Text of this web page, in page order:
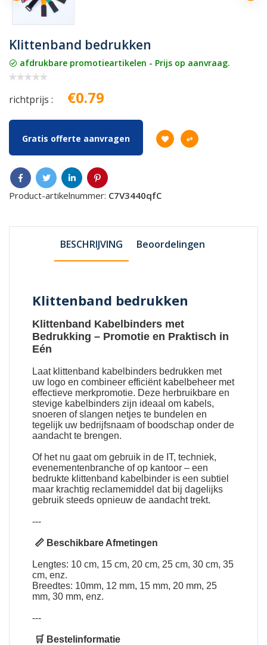
Klittenband bedrukken
afdrukbare promotieartikelen - Prijs op aanvraag.
richtprijs : €0.79
Gratis offerte aanvragen
Product-artikelnummer: C7V3440qfC
BESCHRIJVING Beoordelingen
Klittenband bedrukken
Klittenband Kabelbinders met
Bedrukking – Promotie en Praktisch in
Eén
Laat klittenband kabelbinders bedrukken met
uw logo en combineer efficiënt kabelbeheer met
effectieve merkpromotie. Deze herbruikbare en
stevige kabelbinders zijn ideaal om kabels,
snoeren of slangen netjes te bundelen en
tegelijk uw bedrijfsnaam of boodschap onder de
aandacht te brengen.
Of het nu gaat om gebruik in de IT, techniek,
evenementenbranche of op kantoor – een
bedrukte klittenband kabelbinder is een subtiel
maar krachtig reclamemiddel dat bij dagelijks
gebruik steeds opnieuw de aandacht trekt.
---
📏 Beschikbare Afmetingen
Lengtes: 10 cm, 15 cm, 20 cm, 25 cm, 30 cm, 35
cm, enz.
Breedtes: 10mm, 12 mm, 15 mm, 20 mm, 25
mm, 30 mm, enz.
---
🛒 Bestelinformatie